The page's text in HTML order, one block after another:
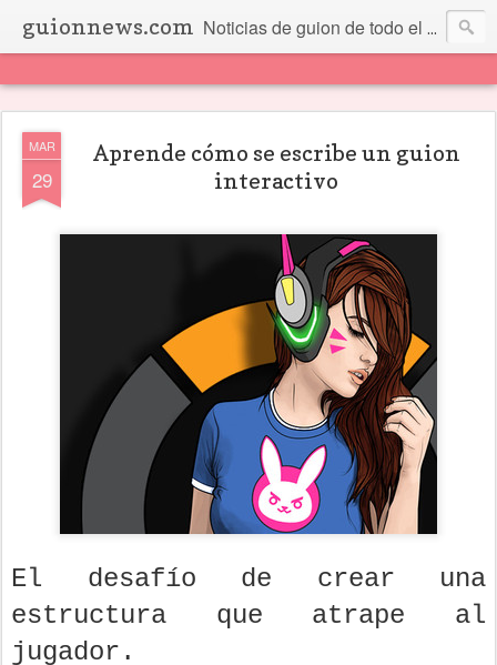
guionnews.com Noticias de guion de todo el mundo... Y más.
MAR
29
Aprende cómo se escribe un guion
interactivo
El desafío de crear una
estructura que atrape al
jugador.